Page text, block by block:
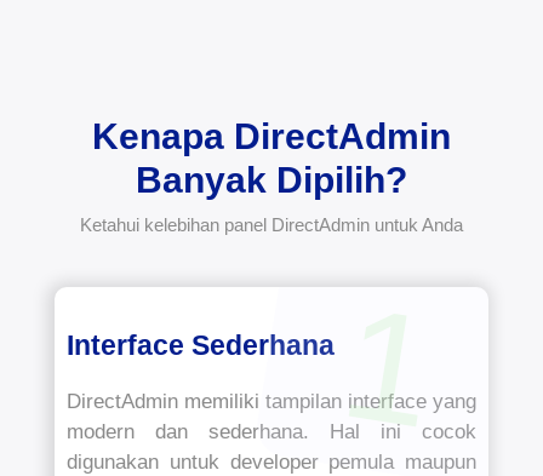
Kenapa DirectAdmin
Banyak Dipilih?
Ketahui kelebihan panel DirectAdmin untuk Anda
1
Interface Sederhana
DirectAdmin memiliki tampilan interface yang
modern dan sederhana. Hal ini cocok
digunakan untuk developer pemula maupun